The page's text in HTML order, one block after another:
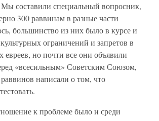
составили специальный вопросник,
300 раввинам в разные части
большинство из них было в курсе и
ограничений и запретов в
евреев, но почти все они объявили
«всесильным» Советским Союзом,
написали о том, что
к проблеме было и среди